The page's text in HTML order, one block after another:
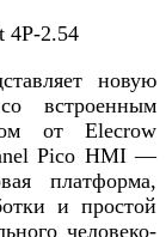
4P-2.54
новую
встроенным
от Elecrow
Pico HMI —
платформа,
и простой
человеко-